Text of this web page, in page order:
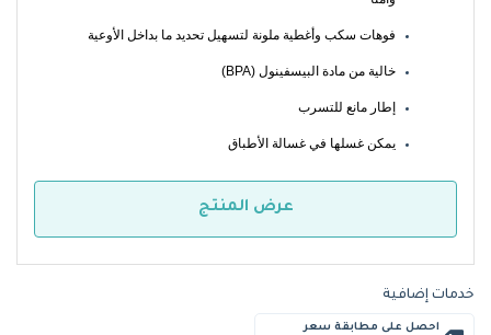
فوهات سكب وأغطية ملونة لتسهيل تحديد ما بداخل الأوعية
خالية من مادة البيسفينول (BPA)
إطار مانع للتسرب
يمكن غسلها في غسالة الأطباق
عرض المنتج
خدمات إضافية
احصل على مطابقة سعر